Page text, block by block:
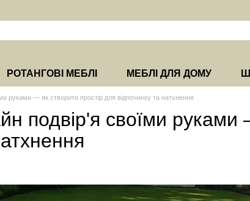
РОТАНГОВІ МЕБЛІ МЕБЛІ ДЛЯ ДОМУ
руками — як створити простір для відпочинку та натхнення
подвір'я своїми руками